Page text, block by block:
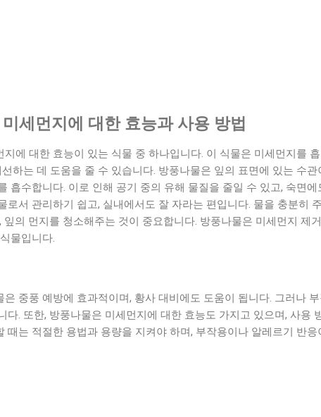
세먼지에 대한 효능과 사용 방법
지에 대한 효능이 있는 식물 중 하나입니다. 이 식물은 미세먼지를
하는 데 도움을 줄 수 있습니다. 방풍나물은 잎의 표면에 있는 수
흡수합니다. 이로 인해 공기 중의 유해 물질을 줄일 수 있고, 숙면
로서 관리하기 쉽고, 실내에서도 잘 자라는 편입니다. 물을 충분히
잎의 먼지를 청소해주는 것이 중요합니다. 방풍나물은 미세먼지 제
물입니다.
은 중풍 예방에 효과적이며, 황사 대비에도 도움이 됩니다. 그러나
다. 또한, 방풍나물은 미세먼지에 대한 효능도 가지고 있으며, 사용
때는 적절한 용법과 용량을 지켜야 하며, 부작용이나 알레르기 반